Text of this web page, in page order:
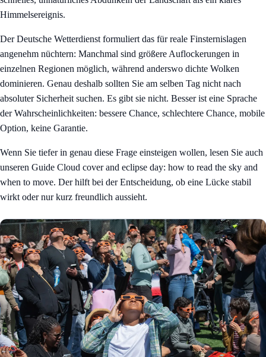
Himmelsereignis.
Der Deutsche Wetterdienst formuliert das für reale Finsternislagen
angenehm nüchtern: Manchmal sind größere Auflockerungen in
einzelnen Regionen möglich, während anderswo dichte Wolken
dominieren. Genau deshalb sollten Sie am selben Tag nicht nach
absoluter Sicherheit suchen. Es gibt sie nicht. Besser ist eine Sprache
der Wahrscheinlichkeiten: bessere Chance, schlechtere Chance, mobile
Option, keine Garantie.
Wenn Sie tiefer in genau diese Frage einsteigen wollen, lesen Sie auch
unseren Guide Cloud cover and eclipse day: how to read the sky and
when to move. Der hilft bei der Entscheidung, ob eine Lücke stabil
wirkt oder nur kurz freundlich aussieht.